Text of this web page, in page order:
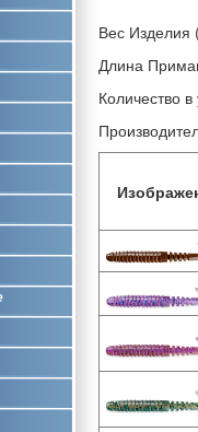
Вес Изделия
Длина
Количество в